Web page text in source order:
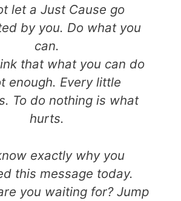
let a Just Cause go
by you. Do what you
can.
that what you can do
enough. Every little
To do nothing is what
hurts.
exactly why you
this message today.
you waiting for? Jump